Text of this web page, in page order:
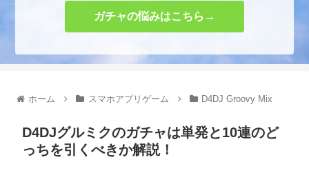
ガチャの悩みはこちら→
ホーム スマホアプリゲーム D4DJ Groovy Mix
D4DJグルミクのガチャは単発と10連のど
っちを引くべきか解説！